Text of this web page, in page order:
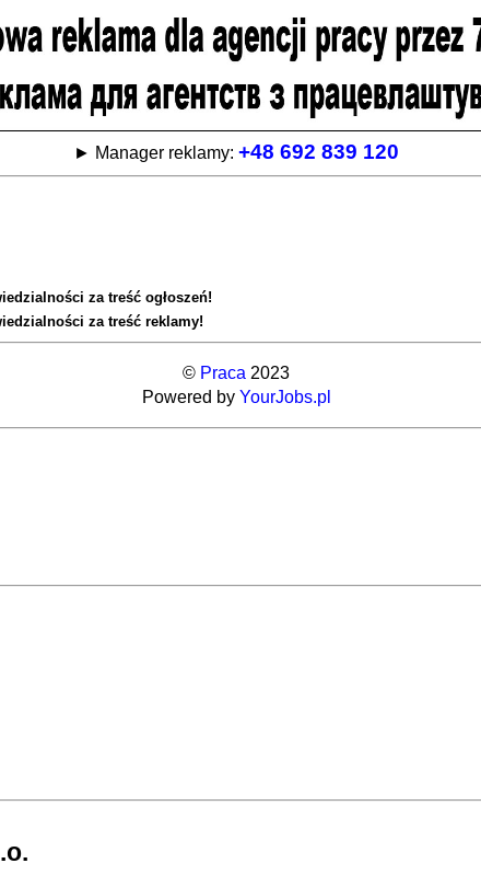
► Manager reklamy: +48 692 839 120
za treść ogłoszeń!
za treść reklamy!
© Praca 2023
Powered by YourJobs.pl